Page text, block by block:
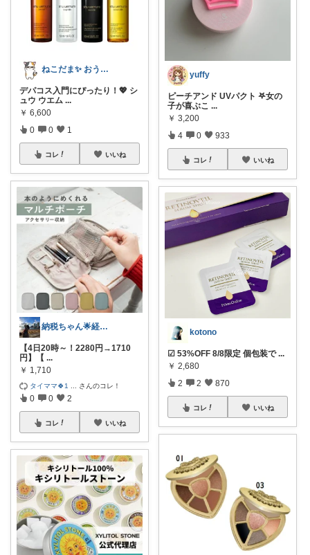
ねこだま✨ おうち時間充実ROOM🐾
デパコス入門にぴったり！💖 シ
ュウ ウエム ...
￥ 6,600
0 0 1
コレ いいね
納税ちゃん🌟経由購入★
【4日20時～！2280円→1710
円】【 ...
￥ 1,710
タイママ🍀1 さんのコレ！
0 0 2
コレ いいね
yuffy
ピーチアンド UVパクト 𖤐女の
子が喜ぶこ ...
￥ 3,200
4 0 933
コレ いいね
kotono
☑︎ 53%OFF 8/8限定 個包装で ...
￥ 2,680
2 2 870
コレ いいね